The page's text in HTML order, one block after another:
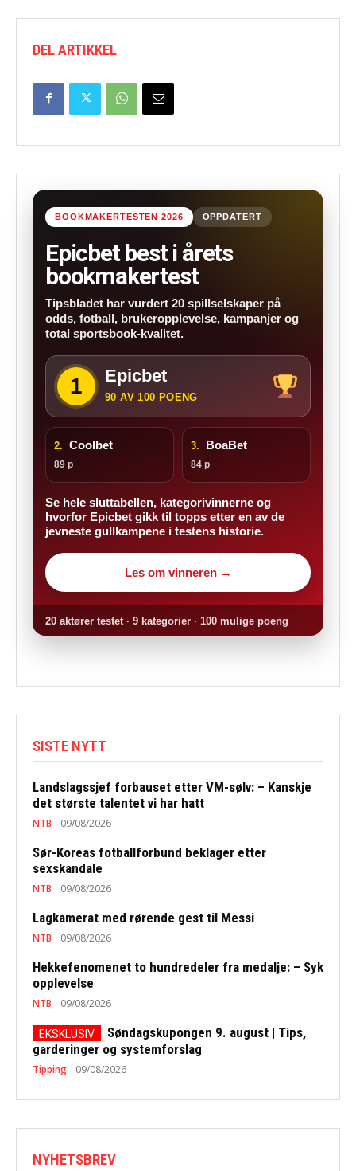
DEL ARTIKKEL
BOOKMAKERTESTEN 2026 OPPDATERT
Epicbet best i årets
bookmakertest
Tipsbladet har vurdert 20 spillselskaper på
odds, fotball, brukeropplevelse, kampanjer og
total sportsbook-kvalitet.
1 Epicbet
90 AV 100 POENG
2. Coolbet
89 p
3. BoaBet
84 p
Se hele sluttabellen, kategorivinnerne og
hvorfor Epicbet gikk til topps etter en av de
jevneste gullkampene i testens historie.
Les om vinneren →
20 aktører testet · 9 kategorier · 100 mulige poeng
SISTE NYTT
Landslagssjef forbauset etter VM-sølv: – Kanskje
det største talentet vi har hatt
NTB 09/08/2026
Sør-Koreas fotballforbund beklager etter
sexskandale
NTB 09/08/2026
Lagkamerat med rørende gest til Messi
NTB 09/08/2026
Hekkefenomenet to hundredeler fra medalje: – Syk
opplevelse
NTB 09/08/2026
Søndagskupongen 9. august | Tips,
garderinger og systemforslag
Tipping 09/08/2026
NYHETSBREV